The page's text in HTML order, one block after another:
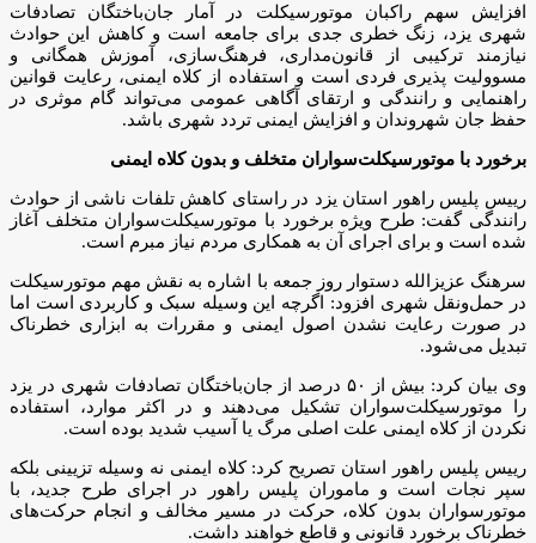
افزایش سهم راکبان موتورسیکلت در آمار جان‌باختگان تصادفات
شهری یزد، زنگ خطری جدی برای جامعه است و کاهش این حوادث
نیازمند ترکیبی از قانون‌مداری، فرهنگ‌سازی، آموزش همگانی و
مسوولیت پذیری فردی است و استفاده از کلاه ایمنی، رعایت قوانین
راهنمایی و رانندگی و ارتقای آگاهی عمومی می‌تواند گام موثری در
حفظ جان شهروندان و افزایش ایمنی تردد شهری باشد.
برخورد با موتورسیکلت‌سواران متخلف و بدون کلاه ایمنی
رییس پلیس راهور استان یزد در راستای کاهش تلفات ناشی از حوادث
رانندگی گفت: طرح ویژه برخورد با موتورسیکلت‌سواران متخلف آغاز
شده است و برای اجرای آن به همکاری مردم نیاز مبرم است.
سرهنگ عزیزالله دستوار روز جمعه با اشاره به نقش مهم موتورسیکلت
در حمل‌ونقل شهری افزود: اگرچه این وسیله سبک و کاربردی است اما
در صورت رعایت ‌نشدن اصول ایمنی و مقررات به ابزاری خطرناک
تبدیل می‌شود.
وی بیان کرد: بیش از ۵۰ درصد از جان‌باختگان تصادفات شهری در یزد
را موتورسیکلت‌سواران تشکیل می‌دهند و در اکثر موارد، استفاده
نکردن از کلاه ایمنی علت اصلی مرگ یا آسیب شدید بوده است.
رییس پلیس راهور استان تصریح کرد: کلاه ایمنی نه وسیله تزیینی بلکه
سپر نجات است و ماموران پلیس راهور در اجرای طرح جدید، با
موتورسواران بدون کلاه، حرکت در مسیر مخالف و انجام حرکت‌های
خطرناک برخورد قانونی و قاطع خواهند داشت.